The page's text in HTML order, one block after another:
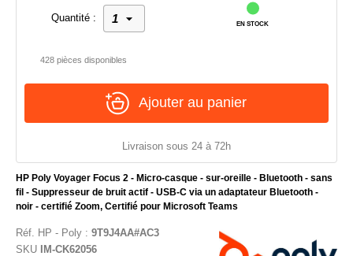
HP Poly Voyager Focus 2 - Micro-casque - sur-oreille - Bluetooth - sans
fil - Suppresseur de bruit actif - USB-C via un adaptateur Bluetooth -
noir - certifié Zoom, Certifié pour Microsoft Teams
Réf. HP - Poly: 9T9J4AA#AC3
SKU
IM-CK62056
Quantité :
EN STOCK
428 pièces disponibles
Ajouter au panier
Livraison sous 24 à 72h